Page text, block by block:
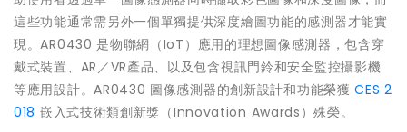
這些功能通常需另外一個單獨提供深度繪圖功能的感測器才能實
現。AR0430 是物聯網（IoT）應用的理想圖像感測器，包含穿
戴式裝置、AR／VR產品、以及包含視訊門鈴和安全監控攝影機
等應用設計。AR0430 圖像感測器的創新設計和功能榮獲CES 2
018 嵌入式技術類創新獎（Innovation Awards）殊榮。